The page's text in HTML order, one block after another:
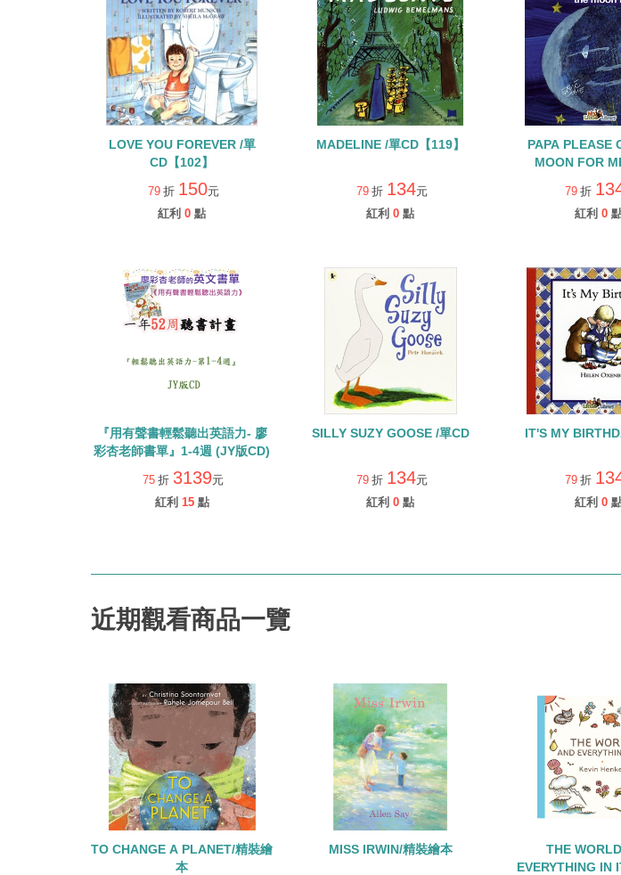
LOVE YOU FOREVER /單
CD【102】
79 折 150元
紅利 0 點
MADELINE /單CD【119】
79 折 134元
紅利 0 點
PAPA PLEASE
MOON FOR
79 折
紅利 0
『用有聲書輕鬆聽出英語力- 廖
彩杏老師書單』1-4週 (JY版CD)
75 折 3139元
紅利 15 點
SILLY SUZY GOOSE /單CD
79 折 134元
紅利 0 點
IT'S MY
79 折
紅利 0
近期觀看商品一覽
TO CHANGE A PLANET/精裝繪
本
MISS IRWIN/精裝繪本
THE
EVERYTHING IN